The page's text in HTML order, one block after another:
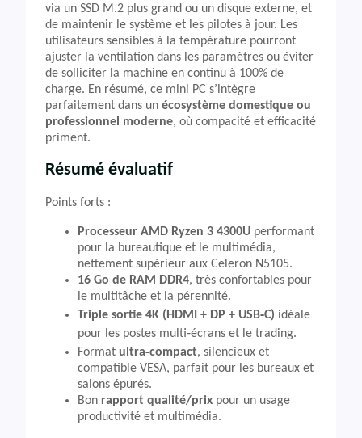
via un SSD M.2 plus grand ou un disque externe, et
de maintenir le système et les pilotes à jour. Les
utilisateurs sensibles à la température pourront
ajuster la ventilation dans les paramètres ou éviter
de solliciter la machine en continu à 100% de
charge. En résumé, ce mini PC s’intègre
parfaitement dans un écosystème domestique ou
professionnel moderne, où compacité et efficacité
priment.
Résumé évaluatif
Points forts :
Processeur AMD Ryzen 3 4300U performant
pour la bureautique et le multimédia,
nettement supérieur aux Celeron N5105.
16 Go de RAM DDR4, très confortables pour
le multitâche et la pérennité.
Triple sortie 4K (HDMI + DP + USB‑C) idéale
pour les postes multi‑écrans et le trading.
Format ultra‑compact, silencieux et
compatible VESA, parfait pour les bureaux et
salons épurés.
Bon rapport qualité/prix pour un usage
productivité et multimédia.